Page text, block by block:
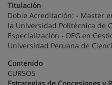
Titulación
Doble Acreditación: - Master
la Universidad Politécnica de
Especialización - DEG en
Universidad Peruana de
Contenido
CURSOS